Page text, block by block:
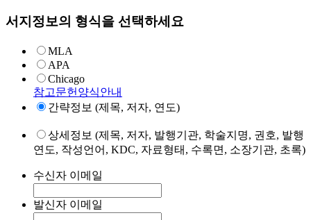
서지정보의 형식을 선택하세요
MLA
APA
Chicago
참고문헌양식안내
간략정보 (제목, 저자, 연도)
상세정보 (제목, 저자, 발행기관, 학술지명, 권호, 발행
연도, 작성언어, KDC, 자료형태, 수록면, 소장기관, 초록)
수신자 이메일
발신자 이메일